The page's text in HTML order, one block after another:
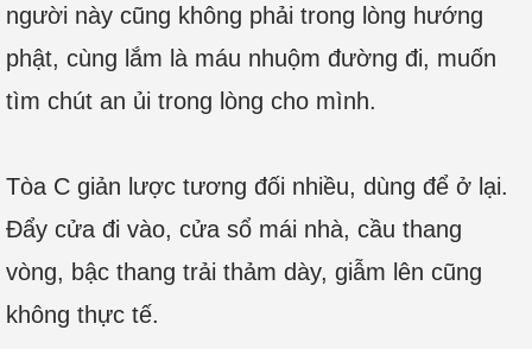
người này cũng không phải trong lòng hướng
phật, cùng lắm là máu nhuộm đường đi, muốn
tìm chút an ủi trong lòng cho mình.
Tòa C giản lược tương đối nhiều, dùng để ở lại.
Đẩy cửa đi vào, cửa sổ mái nhà, cầu thang
vòng, bậc thang trải thảm dày, giẫm lên cũng
không thực tế.